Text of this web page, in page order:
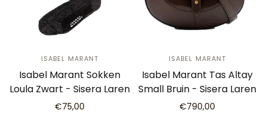
ISABEL MARANT
Isabel Marant Sokken
Loula Zwart - Sisera Laren
€75,00
ISABEL MARANT
Isabel Marant Tas Altay
Small Bruin - Sisera Laren
€790,00